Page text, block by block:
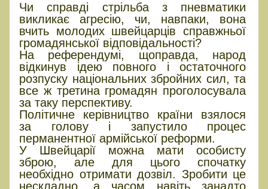
Чи справді стрільба з пневматики
викликає агресію, чи, навпаки, вона
вчить молодих швейцарців справжньої
громадянської відповідальності?
На референдумі, щоправда, народ
відкинув ідею повного і остаточного
розпуску національних збройних сил, та
все ж третина громадян проголосувала
за таку перспективу.
Політичне керівництво країни взялося
за голову і запустило процес
перманентної армійської реформи.
У Швейцарії можна мати особисту
зброю, але для цього спочатку
необхідно отримати дозвіл. Зробити це
нескладно, а часом навіть занадто